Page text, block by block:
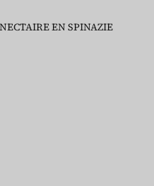
EN SPINAZIE